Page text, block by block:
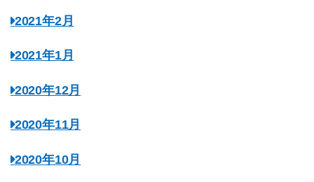
2021年2月
2021年1月
2020年12月
2020年11月
2020年10月